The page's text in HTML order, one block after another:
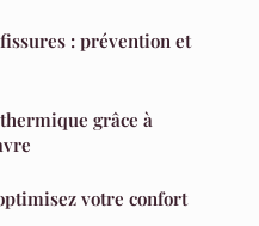
: prévention et
grâce à
votre confort